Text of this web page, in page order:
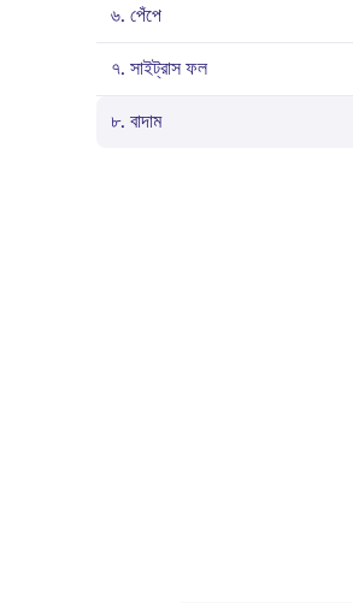
৬. পেঁপে
৭. সাইট্রাস ফল
৮. বাদাম